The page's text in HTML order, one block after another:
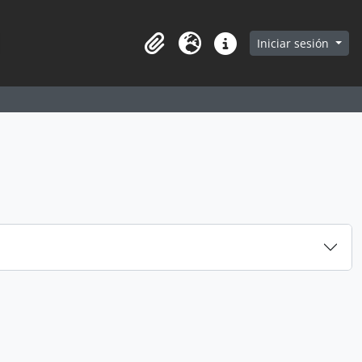
in browse page
Portapapeles
Idioma Enlaces rápidos
Iniciar sesión